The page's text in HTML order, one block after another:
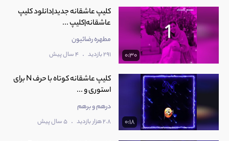
0:30
کلیپ عاشقانه جدید|دانلود کلیپ
عاشقانه|کلیپ ...
مطهره رضائیون
291 بازدید . 4 سال پیش
0:18
کلیپ عاشقانه کوتاه با حرف N برای
استوری و ...
درهم و برهم
2.8 هزار بازدید . 5 سال پیش